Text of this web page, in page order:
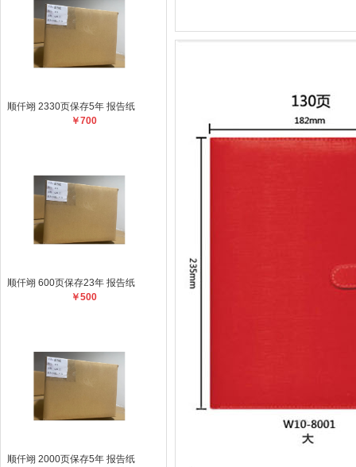
顺仟翊 2330页保存5年 报告纸
￥700
顺仟翊 600页保存23年 报告纸
￥500
顺仟翊 2000页保存5年 报告纸